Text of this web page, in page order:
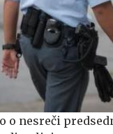
o nesreči